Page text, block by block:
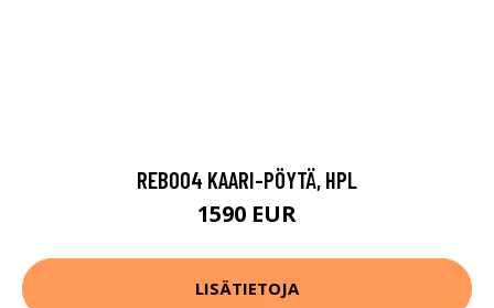
REB004 KAARI-PÖYTÄ, HPL
1590 EUR
LISÄTIETOJA